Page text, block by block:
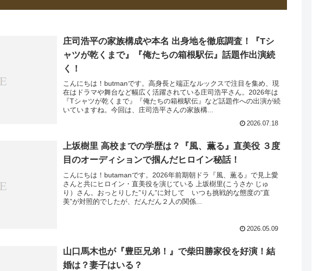
庄司浩平の家族構成や本名 出身地を徹底調査！『Tシ
ャツが乾くまで』『俺たちの箱根駅伝』話題作出演続
く！
こんにちは！butmanです。高身長と端正なルックスで注目を集め、現
在はドラマや舞台など幅広く活躍されている庄司浩平さん。2026年は
『Tシャツが乾くまで』『俺たちの箱根駅伝』など話題作への出演が続
いていますね。今回は、庄司浩平さんの家族構...
2026.07.18
上坂樹里 高校までの学歴は？『風、薫る』直美役 ３度
目のオーディションで掴んだヒロイン秘話！
こんにちは！butamanです。2026年前期朝ドラ『風、薫る』で見上愛
さんと共にヒロイン・直美役を演じている 上坂樹里(こうさか じゅ
り）さん。おっとりした”りん”に対して いつも挑戦的な態度の”直
美”が対照的でしたが、だんだん２人の関係...
2026.05.09
山口馬木也が『豊臣兄弟！』で柴田勝家役を好演！結
婚は？妻子はいる？